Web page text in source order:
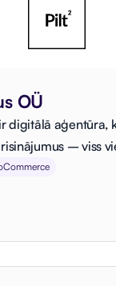
OÜ
digitālā aģentūra,
– viss